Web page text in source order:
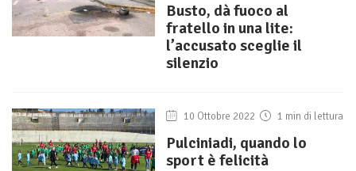
Busto, dà fuoco al
fratello in una lite:
l’accusato sceglie il
silenzio
10 Ottobre 2022 1 min di lettura
Pulciniadi, quando lo
sport è felicità